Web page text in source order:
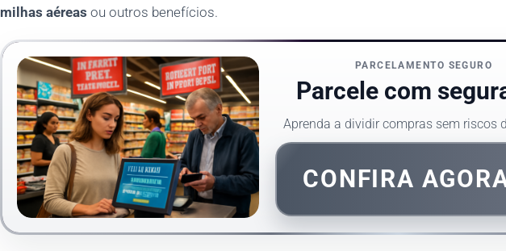
milhas aéreas ou outros benefícios.
PARCELAMENTO SEGURO
Parcele com
Aprenda a dividir compras sem riscos
CONFIRA